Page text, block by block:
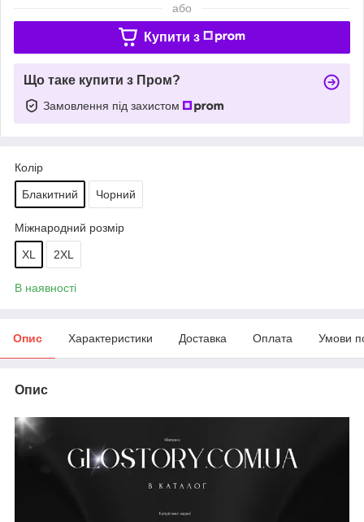
або
Купити з
Що таке купити з Пром?
Замовлення під захистом
Колір
Блакитний Чорний
Міжнародний розмір
XL 2XL
В наявності
Опис Характеристики Доставка Оплата Умови
Опис